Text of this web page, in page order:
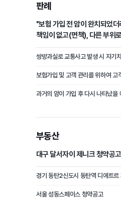
판례
"보험 가입 전 암이 완치되었
책임이 없고(면책), 다른 부위
(부책)."
부동산
대구 달서자이 제니크 청약공고
경기 동탄2신도시 동탄역 디에트르
서울 성동스페이스 청약공고